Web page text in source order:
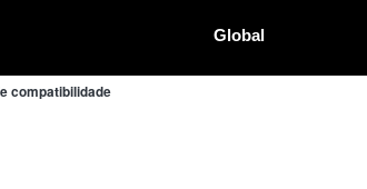
Global
compatibilidade